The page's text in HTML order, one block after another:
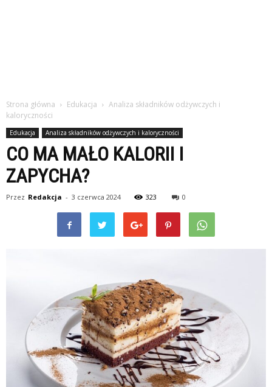
Strona główna Edukacja
Analiza składników odżywczych i
kaloryczności
Edukacja Analiza składników odżywczych i kaloryczności
CO MA MAŁO KALORII I
ZAPYCHA?
Przez Redakcja - 3 czerwca 2024 323 0